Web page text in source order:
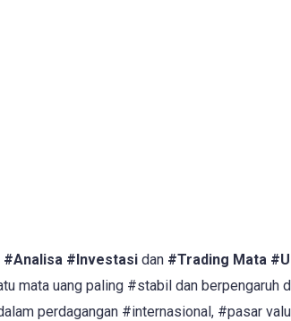
#Analisa #Investasi dan #Trading Mata
mata uang paling #stabil dan berpengaruh
perdagangan #internasional, #pasar